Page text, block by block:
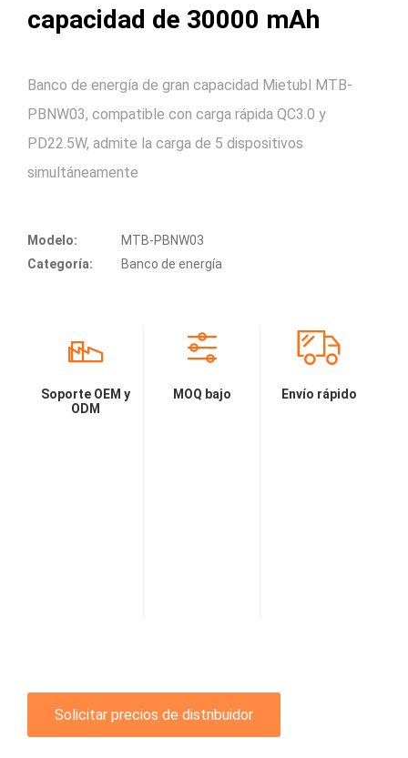
capacidad de 30000 mAh
Banco de energía de gran capacidad Mietubl MTB-
PBNW03, compatible con carga rápida QC3.0 y
PD22.5W, admite la carga de 5 dispositivos
simultáneamente
Modelo:
MTB-PBNW03
Categoría:
Banco de energía
Soporte OEM y
ODM
MOQ bajo Envío rápido
Solicitar precios de distribuidor